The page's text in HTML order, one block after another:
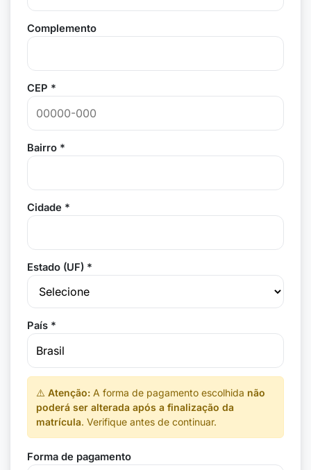
Complemento
CEP *
Bairro *
Cidade *
Estado (UF) *
País *
⚠️ Atenção: A forma de pagamento escolhida não
poderá ser alterada após a finalização da
matrícula. Verifique antes de continuar.
Forma de pagamento